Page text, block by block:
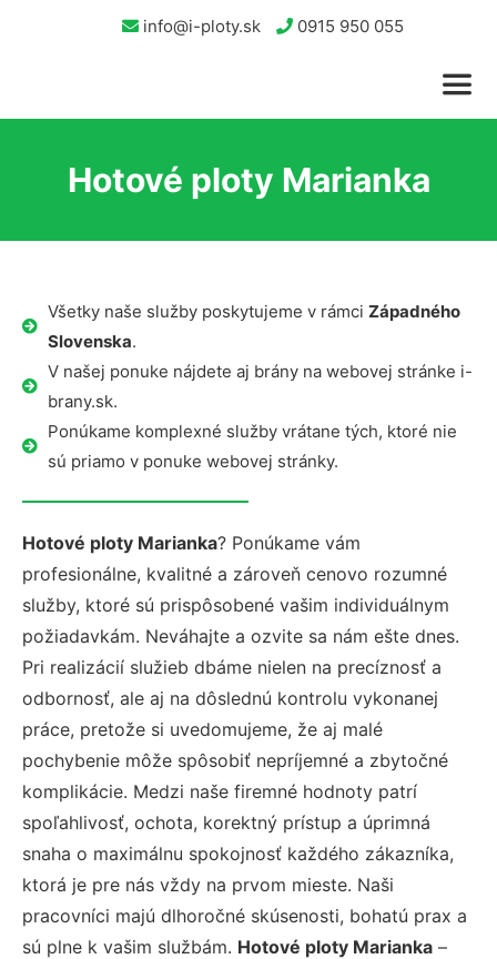
info@i-ploty.sk 0915 950 055
Hotové ploty Marianka
Všetky naše služby poskytujeme v rámci Západného
Slovenska.
V našej ponuke nájdete aj brány na webovej stránke i-
brany.sk.
Ponúkame komplexné služby vrátane tých, ktoré nie
sú priamo v ponuke webovej stránky.
Hotové ploty Marianka? Ponúkame vám
profesionálne, kvalitné a zároveň cenovo rozumné
služby, ktoré sú prispôsobené vašim individuálnym
požiadavkám. Neváhajte a ozvite sa nám ešte dnes.
Pri realizácií služieb dbáme nielen na precíznosť a
odbornosť, ale aj na dôslednú kontrolu vykonanej
práce, pretože si uvedomujeme, že aj malé
pochybenie môže spôsobiť nepríjemné a zbytočné
komplikácie. Medzi naše firemné hodnoty patrí
spoľahlivosť, ochota, korektný prístup a úprimná
snaha o maximálnu spokojnosť každého zákazníka,
ktorá je pre nás vždy na prvom mieste. Naši
pracovníci majú dlhoročné skúsenosti, bohatú prax a
sú plne k vašim službám. Hotové ploty Marianka –